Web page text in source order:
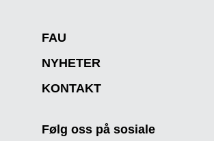
FAU
NYHETER
KONTAKT
Følg oss på sosiale